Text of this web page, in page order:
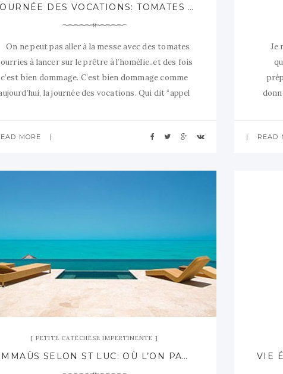
JOURNÉE DES VOCATIONS: TOMATES BIEN MÛRES À LANCER
On ne peut pas aller à la messe avec des tomates
à lancer sur le prêtre à l’homélie..et des fois
c’est bien dommage. C’est bien dommage comme
la journée des vocations. Qui dit “appel
MORE
Je
READ
PETITE CATÉCHÈSE IMPERTINENTE
EMMAÜS SELON ST LUC: OÙ L’ON PARLE DU BYBLOS, D’URSULA ET D’UNE GRANDE PISCINE.